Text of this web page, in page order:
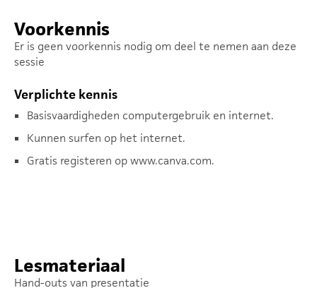
Voorkennis
Er is geen voorkennis nodig om deel te nemen aan deze
sessie
Verplichte kennis
Basisvaardigheden computergebruik en internet.
Kunnen surfen op het internet.
Gratis registeren op www.canva.com.
Lesmateriaal
Hand-outs van presentatie